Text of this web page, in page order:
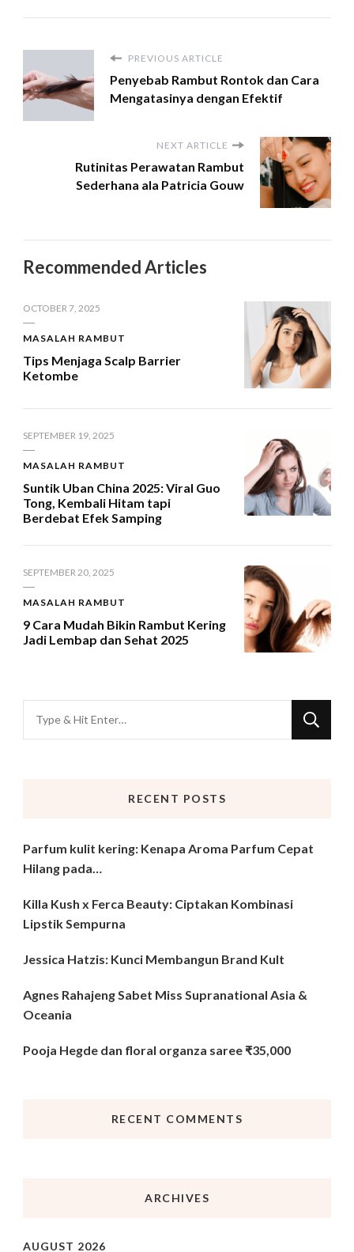
PREVIOUS ARTICLE
Penyebab Rambut Rontok dan Cara
Mengatasinya dengan Efektif
NEXT ARTICLE
Rutinitas Perawatan Rambut
Sederhana ala Patricia Gouw
Recommended Articles
OCTOBER 7, 2025
MASALAH RAMBUT
Tips Menjaga Scalp Barrier
Ketombe
SEPTEMBER 19, 2025
MASALAH RAMBUT
Suntik Uban China 2025: Viral Guo
Tong, Kembali Hitam tapi
Berdebat Efek Samping
SEPTEMBER 20, 2025
MASALAH RAMBUT
9 Cara Mudah Bikin Rambut Kering
Jadi Lembap dan Sehat 2025
for
RECENT POSTS
Parfum kulit kering: Kenapa Aroma Parfum Cepat
Hilang pada…
Killa Kush x Ferca Beauty: Ciptakan Kombinasi
Lipstik Sempurna
Jessica Hatzis: Kunci Membangun Brand Kult
Agnes Rahajeng Sabet Miss Supranational Asia &
Oceania
Pooja Hegde dan floral organza saree ₹35,000
RECENT COMMENTS
ARCHIVES
AUGUST 2026